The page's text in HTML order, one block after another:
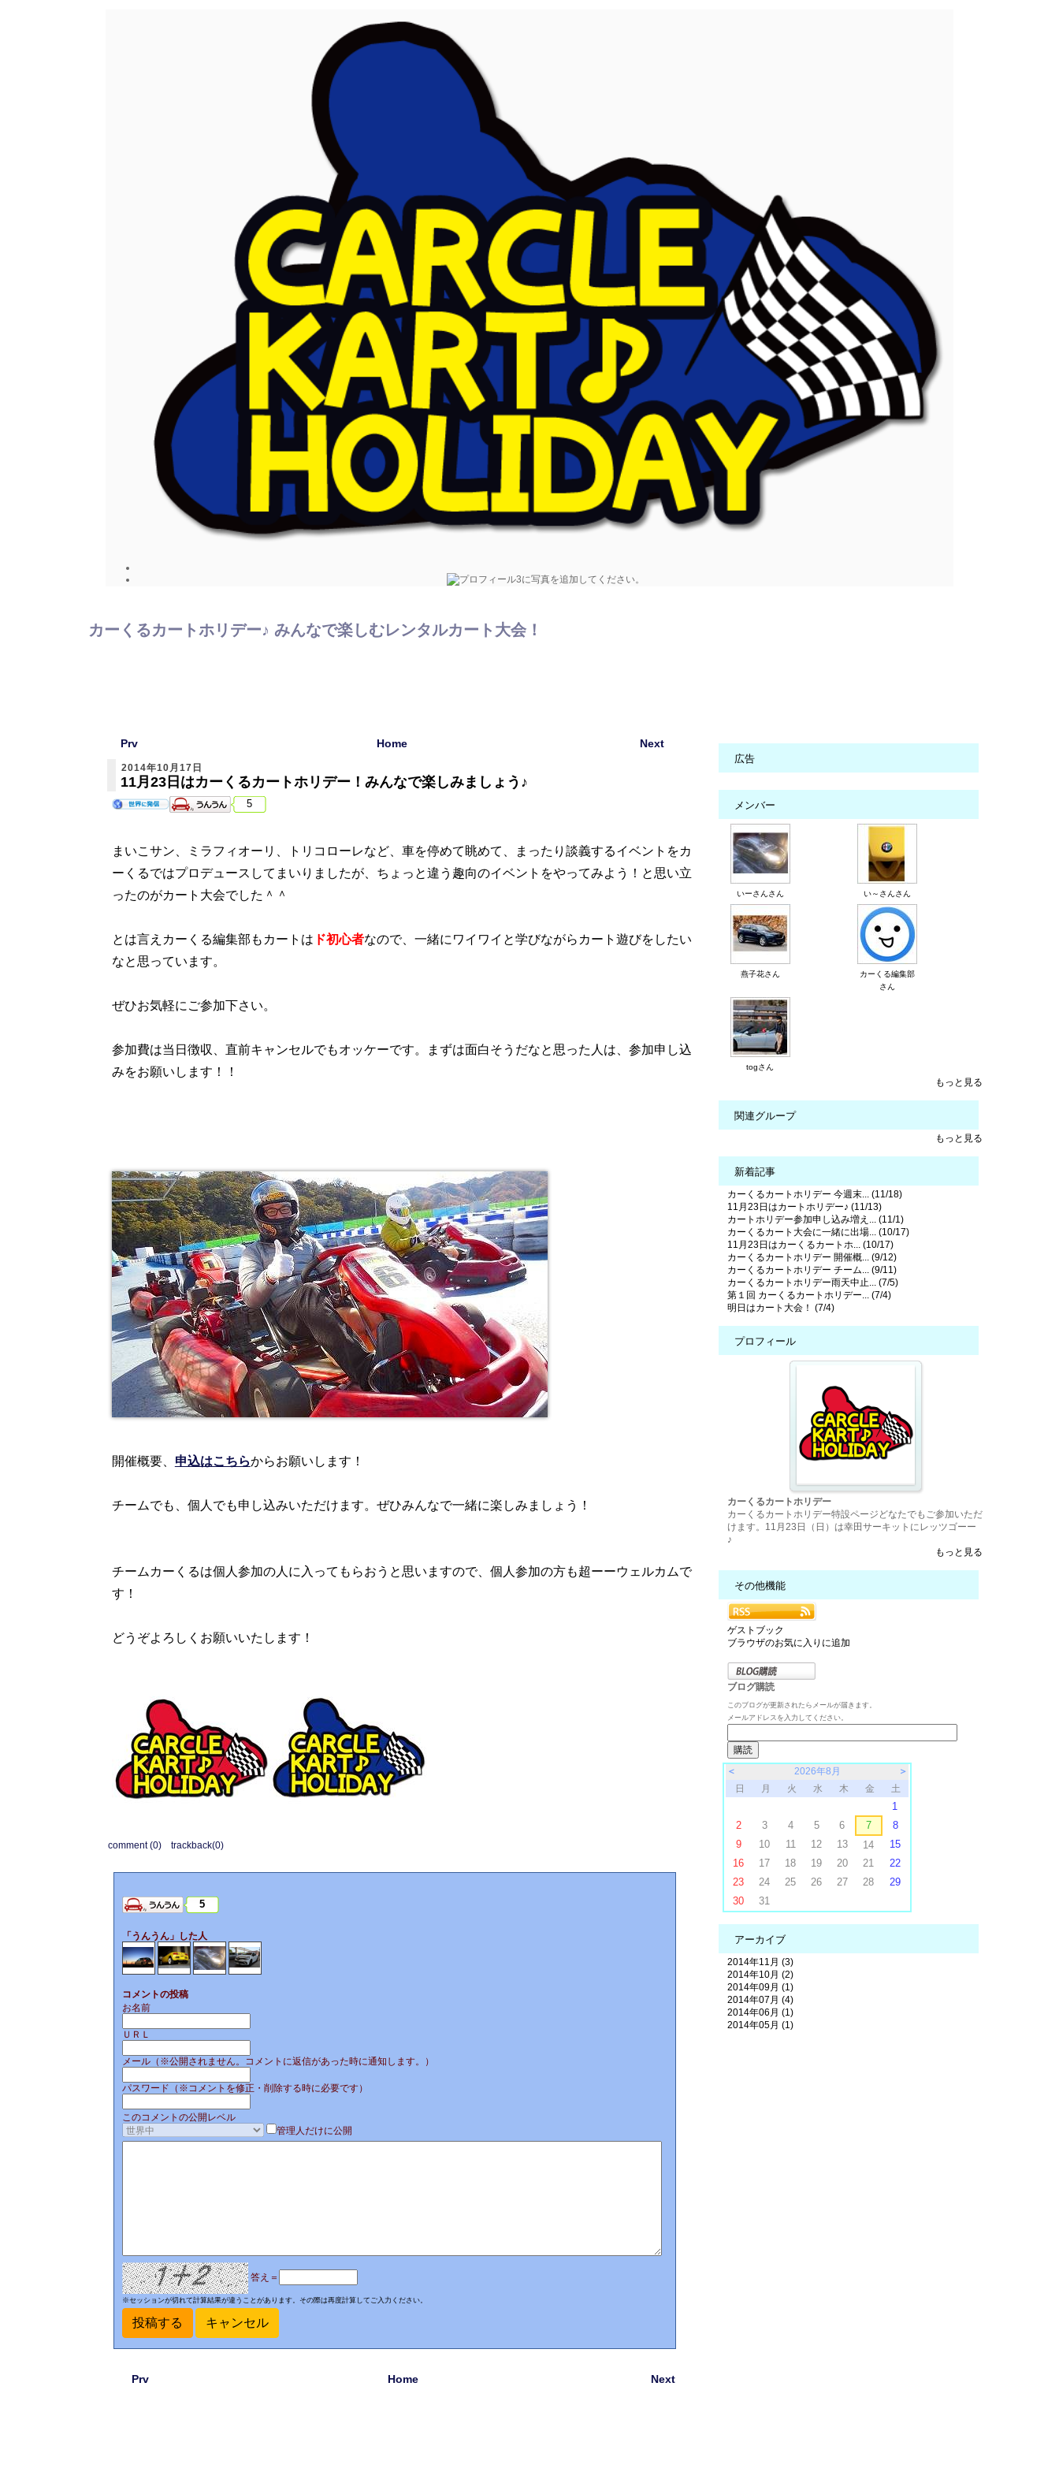
カーくるカートホリデー♪ みんなで楽しむレンタルカート大会！
Next
Prv Home
2014年10月17日
11月23日はカーくるカートホリデー！みんなで楽しみましょう♪
5
まいこサン、ミラフィオーリ、トリコローレなど、車を停めて眺めて、まったり談義するイベントをカ
ーくるではプロデュースしてまいりましたが、ちょっと違う趣向のイベントをやってみよう！と思い立
ったのがカート大会でした＾＾
とは言えカーくる編集部もカートは ド初心者なので、一緒にワイワイと学びながらカート遊びをしたい
なと思っています。
ぜひお気軽にご参加下さい。
参加費は当日徴収、直前キャンセルでもオッケーです。まずは面白そうだなと思った人は、参加申し込
みをお願いします！！
開催概要、 申込はこちらからお願いします！
チームでも、個人でも申し込みいただけます。ぜひみんなで一緒に楽しみましょう！
チームカーくるは個人参加の人に入ってもらおうと思いますので、個人参加の方も超ーーウェルカムで
す！
どうぞよろしくお願いいたします！
comment (0) trackback(0)
5
「うんうん」した人
コメントの投稿
お名前
ＵＲＬ
メール（※公開されません。コメントに返信があった時に通知します。）
パスワード（※コメントを修正・削除する時に必要です）
このコメントの公開レベル
管理人だけに公開
答え＝
※セッションが切れて計算結果が違うことがあります。その際は再度計算してご入力ください。
Prv Next
Home
広告
メンバー
いーさんさん い～さんさん
燕子花さん
カーくる編集部
さん
togさん
もっと見る
関連グループ
もっと見る
新着記事
カーくるカートホリデー 今週末... (11/18)
11月23日はカートホリデー♪ (11/13)
カートホリデー参加申し込み増え... (11/1)
カーくるカート大会に一緒に出場... (10/17)
11月23日はカーくるカートホ... (10/17)
カーくるカートホリデー 開催概... (9/12)
カーくるカートホリデー チーム... (9/11)
カーくるカートホリデー雨天中止... (7/5)
第１回 カーくるカートホリデー... (7/4)
明日はカート大会！ (7/4)
プロフィール
カーくるカートホリデー
カーくるカートホリデー特設ページどなたでもご参加いただ
けます。11月23日（日）は幸田サーキットにレッツゴーー
♪
もっと見る
その他機能
ゲストブック
ブラウザのお気に入りに追加
ブログ購読
このブログが更新されたらメールが届きます。
メールアドレスを入力してください。
＜ 2026年8月
＞
日
月 火 水 木 金 土
1
2
3 4 5 6 7
8
9
10 11 12 13 14
15
16
17 18 19 20 21
22
23
24 25 26 27 28
29
30
31
アーカイブ
2014年11月 (3)
2014年10月 (2)
2014年09月 (1)
2014年07月 (4)
2014年06月 (1)
2014年05月 (1)